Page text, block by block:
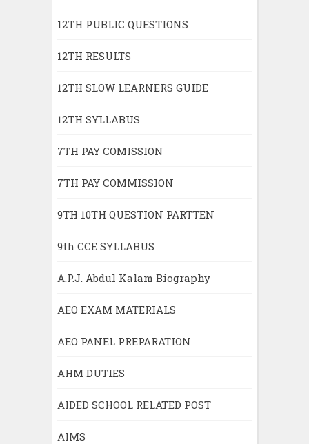
12TH PUBLIC QUESTIONS
12TH RESULTS
12TH SLOW LEARNERS GUIDE
12TH SYLLABUS
7TH PAY COMISSION
7TH PAY COMMISSION
9TH 10TH QUESTION PARTTEN
9th CCE SYLLABUS
A.P.J. Abdul Kalam Biography
AEO EXAM MATERIALS
AEO PANEL PREPARATION
AHM DUTIES
AIDED SCHOOL RELATED POST
AIMS